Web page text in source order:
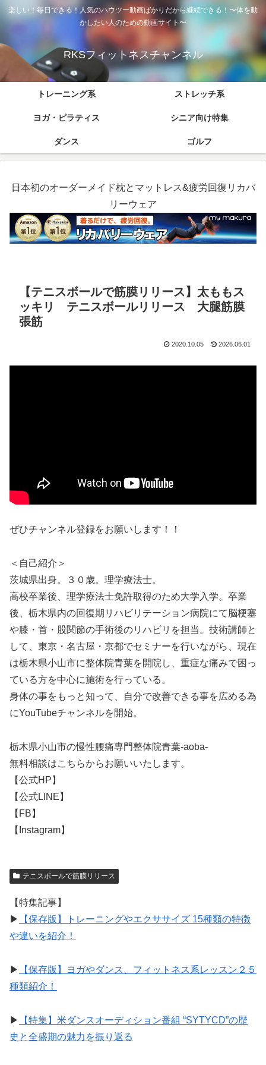
楽しい！毎日できる！人気のハウツー動画ばかりだから継続できる！〜体を動
かしたい人のための動画サイト〜
RKSフィットネスチャンネル
トレーニング系 ストレッチ系
ヨガ・ピラティス シニア向け特集
ダンス ゴルフ
日本初のオーダーメイド枕とマットレス&疲労回復リカバ
リーウェア
【テニスボールで筋膜リリース】太ももス
ッキリ テニスボールリリース 大腿筋膜
張筋
2020.10.05 2026.06.01
ぜひチャンネル登録をお願いします！！
＜自己紹介＞
茨城県出身。３０歳。理学療法士。
高校卒業後、理学療法士免許取得のため大学入学。卒業
後、栃木県内の回復期リハビリテーション病院にて脳梗塞
や膝・首・股関節の手術後のリハビリを担当。技術講師と
して、東京・名古屋・京都でセミナーを行いながら、現在
は栃木県小山市に整体院青葉を開院し、重症な痛みで困っ
ている方を中心に施術を行っている。
身体の事をもっと知って、自分で改善できる事を広める為
にYouTubeチャンネルを開始。
栃木県小山市の慢性腰痛専門整体院青葉-aoba-
無料相談はこちらからお願いいたします。
【公式HP】
【公式LINE】
【FB】
【Instagram】
テニスボールで筋膜リリース
【特集記事】
▶︎
【保存版】トレーニングやエクササイズ 15種類の特徴
や違いを紹介！
▶︎
【保存版】ヨガやダンス、フィットネス系レッスン２５
種類紹介！
▶︎
【特集】米ダンスオーディション番組 “SYTYCD”の歴
史と全盛期の魅力を振り返る